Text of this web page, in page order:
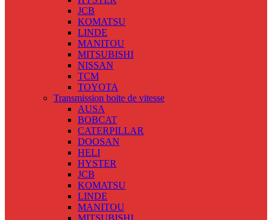
JCB
KOMATSU
LINDE
MANITOU
MITSUBISHI
NISSAN
TCM
TOYOTA
Transmission boite de vitesse
AUSA
BOBCAT
CATERPILLAR
DOOSAN
HELI
HYSTER
JCB
KOMATSU
LINDE
MANITOU
MITSUBISHI